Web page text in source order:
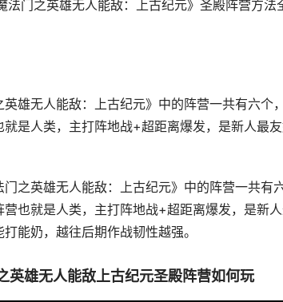
法门之英雄无人能敌：上古纪元》圣殿阵营方
英雄无人能敌：上古纪元》中的阵营一共有六
就是人类，主打阵地战+超距离爆发，是新人最
门之英雄无人能敌：上古纪元》中的阵营一共有
营也就是人类，主打阵地战+超距离爆发，是新
打能奶，越往后期作战韧性越强。
英雄无人能敌上古纪元圣殿阵营如何玩